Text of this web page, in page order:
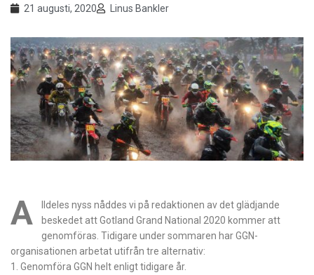
21 augusti, 2020 Linus Bankler
A
lldeles nyss nåddes vi på redaktionen av det glädjande
beskedet att Gotland Grand National 2020 kommer att
genomföras. Tidigare under sommaren har GGN-
organisationen arbetat utifrån tre alternativ:
1. Genomföra GGN helt enligt tidigare år.